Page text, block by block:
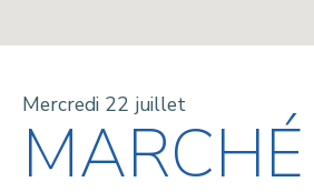
Mercredi 22 juillet